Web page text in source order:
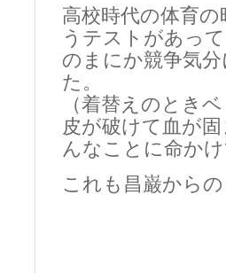
高校時代の体育
うテストがあっ
のまにか競争気
た。
（着替えのとき
皮が破けて血が
んなことに命か
これも昌巌から